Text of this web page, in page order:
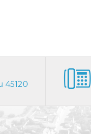
45120